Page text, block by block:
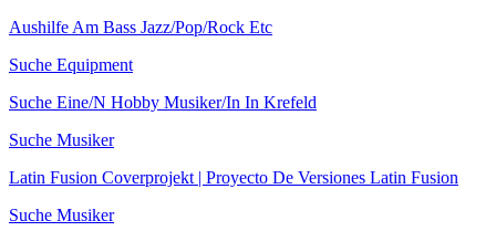
Aushilfe Am Bass Jazz/Pop/Rock Etc
Suche Equipment
Suche Eine/N Hobby Musiker/In In Krefeld
Suche Musiker
Latin Fusion Coverprojekt | Proyecto De Versiones Latin Fusion
Suche Musiker